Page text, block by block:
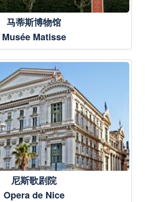
马蒂斯博物馆
Musée Matisse
尼斯歌剧院
Opera de Nice